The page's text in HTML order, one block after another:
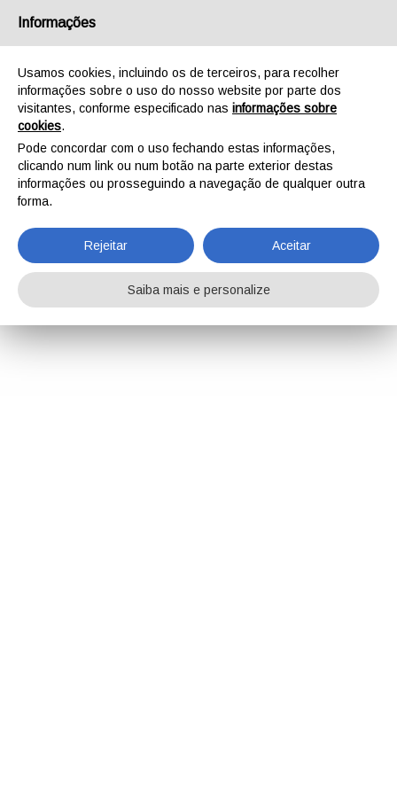
Informações
Usamos cookies, incluindo os de terceiros, para recolher
informações sobre o uso do nosso website por parte dos
visitantes, conforme especificado nas informações sobre
cookies.
Pode concordar com o uso fechando estas informações,
clicando num link ou num botão na parte exterior destas
informações ou prosseguindo a navegação de qualquer outra
forma.
Rejeitar Aceitar
Saiba mais e personalize